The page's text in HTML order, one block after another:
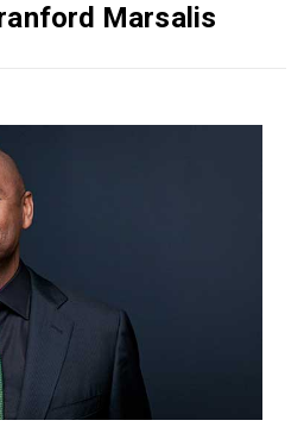
Marsalis